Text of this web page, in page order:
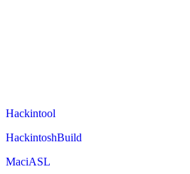
Hackintool
HackintoshBuild
MaciASL